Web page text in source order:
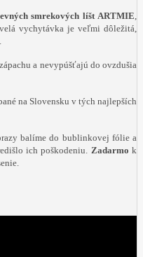
smrekových líšt ARTMIE,
vychytávka je veľmi dôležitá,
a nevypúšťajú do ovzdušia
na Slovensku v tých najlepších
balíme do bublinkovej fólie a
ich poškodeniu. Zadarmok